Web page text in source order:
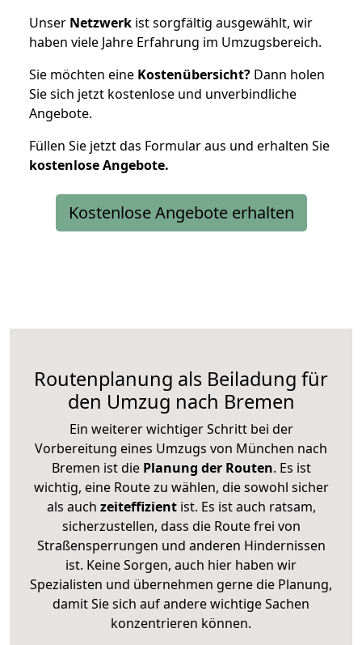
Unser Netzwerk ist sorgfältig ausgewählt, wir
haben viele Jahre Erfahrung im Umzugsbereich.
Sie möchten eine Kostenübersicht? Dann holen
Sie sich jetzt kostenlose und unverbindliche
Angebote.
Füllen Sie jetzt das Formular aus und erhalten Sie
kostenloseAngebote.
Kostenlose Angebote erhalten
Routenplanung als Beiladung für
den Umzug nach Bremen
Ein weiterer wichtiger Schritt bei der
Vorbereitung eines Umzugs von München nach
Bremen ist diePlanung der Routen. Es ist
wichtig, eine Route zu wählen, die sowohl sicher
als auch zeiteffizientist. Es ist auch ratsam,
sicherzustellen, dass die Route frei von
Straßensperrungen und anderen Hindernissen
ist. Keine Sorgen, auch hier haben wir
Spezialisten und übernehmen gerne die Planung,
damit Sie sich auf andere wichtige Sachen
konzentrieren können.